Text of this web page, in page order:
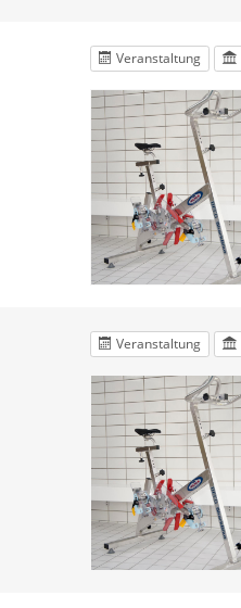
Veranstaltung
Veranstaltung